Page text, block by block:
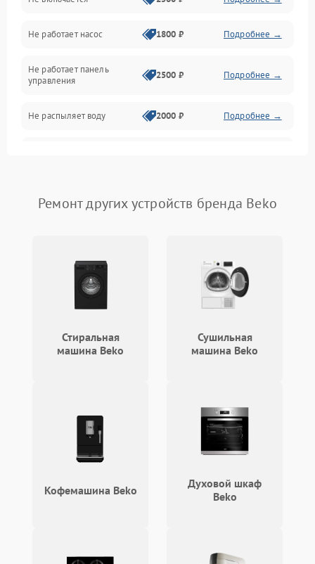
Вода
Гигиена
Программное обеспечение
Не работает насос 1800 ₽ Подробнее →
Не работает панель
управления
2500 ₽ Подробнее →
Не распыляет воду 2000 ₽ Подробнее →
Проблемы с набором
воды
1800 ₽ Подробнее →
Сбои в работе таймера Подробнее →
Ремонт других устройств бренда Beko
Стиральная
машина Beko
Сушильная
машина Beko
Кофемашина Beko
Духовой шкаф
Beko